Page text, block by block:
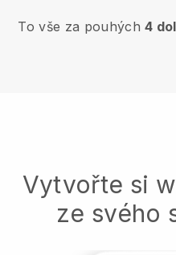
To vše za pouhých4
Vytvořte si
ze svého